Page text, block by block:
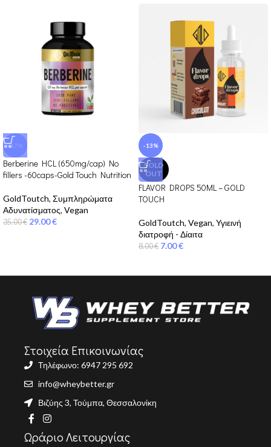
-17%
Berberine HCL (650mg/cap) No
fillers -60caps-Gold Touch Nutrition
GoldToutch, Συμπληρώματα
Αδυνατίσματος, Vegan
35.00€ 29.00€
-13%
SOLD
OUT
FLAVOR DROPS 50ML – GOLD
TOUCH
GoldToutch, Vegan, Υγιεινή
διατροφή - Δίαιτα
8.00€ 7.00€
Στοιχεία Επικοινωνίας
Τηλέφωνο: 6947 295 692
info@wheybetter.gr
Βιζύης 3, Τούμπα, Θεσσαλονίκη
Ωράριο Λειτουργίας